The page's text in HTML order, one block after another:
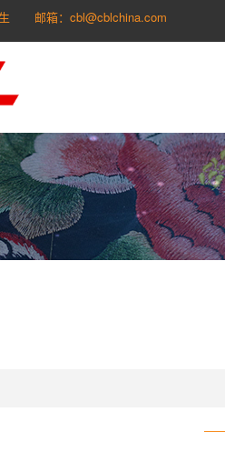
邮箱：cbl@cblchina.com